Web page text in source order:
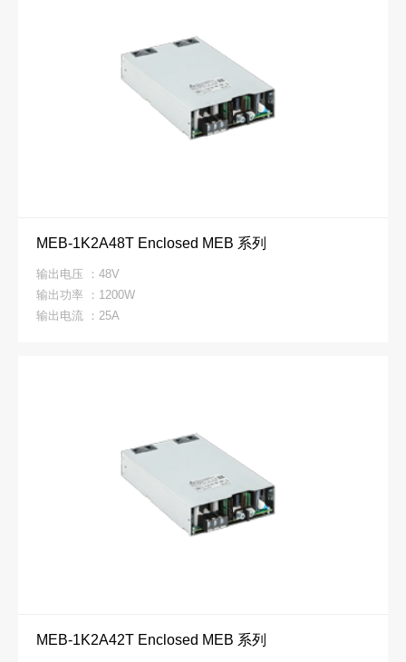
MEB-1K2A48T Enclosed MEB 系列
输出电压 ：48V
输出功率 ：1200W
输出电流 ：25A
MEB-1K2A42T Enclosed MEB 系列